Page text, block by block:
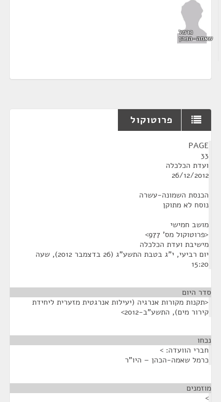
כרמל
שאמה-הכהן
פרוטוקול
PAGE
33
ועדת הכלכלה
26/12/2012
הכנסת השמונה-עשרה
נוסח לא מתוקן
מושב חמישי
<פרוטוקול מס' 977>
מישיבת ועדת הכלכלה
יום רביעי, י"ג בטבת התשע"ג (26 בדצמבר 2012), שעה
15:20
סדר היום
<תקנות מקורות אנרגיה (יעילות אנרגטית מזערית ליחידת
קירור מים), התשע"ב-2012>
נכחו
חברי הוועדה: >
כרמל שאמה-הכהן – היו"ר
מוזמנים
>